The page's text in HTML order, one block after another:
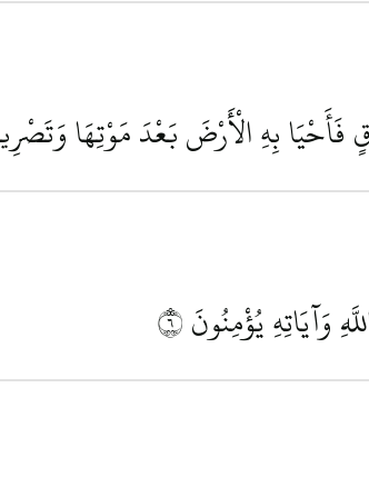
فَأَحْيَا بِهِ الْأَرْضَ بَعْدَ مَوْتِهَا
وَآيَاتِهِ يُؤْمِنُونَ٦